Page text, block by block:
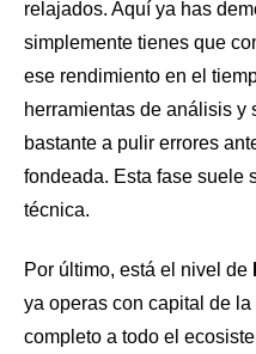
relajados. Aquí ya has
simplemente tienes que
ese rendimiento en el
herramientas de análisis y
bastante a pulir errores
fondeada. Esta fase suele
técnica.
Por último, está el nivel de
ya operas con capital de
completo a todo el